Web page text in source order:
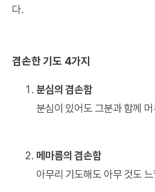
다.
겸손한 기도 4가지
분심의 겸손함
분심이 있어도 그분과 함께
메마름의 겸손함
아무리 기도해도 아무 것도